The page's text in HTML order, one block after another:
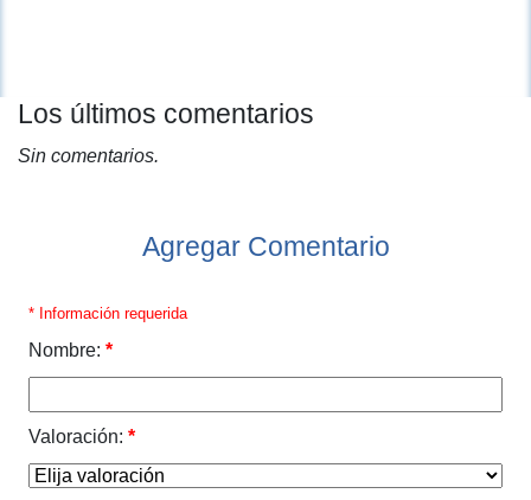
Los últimos comentarios
Sin comentarios.
Agregar Comentario
* Información requerida
Nombre: *
Valoración: *